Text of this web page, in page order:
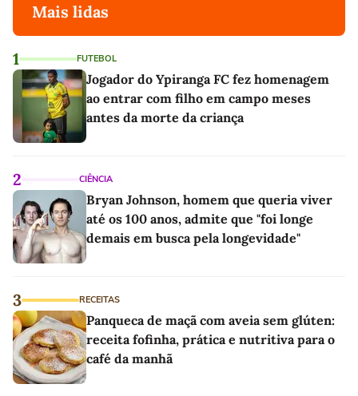
Mais lidas
1 FUTEBOL
Jogador do Ypiranga FC fez homenagem
ao entrar com filho em campo meses
antes da morte da criança
2 CIÊNCIA
Bryan Johnson, homem que queria viver
até os 100 anos, admite que "foi longe
demais em busca pela longevidade"
3 RECEITAS
Panqueca de maçã com aveia sem glúten:
receita fofinha, prática e nutritiva para o
café da manhã